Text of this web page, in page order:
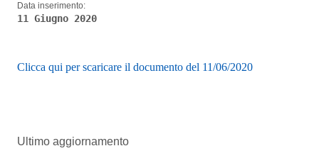
Data inserimento:
11 Giugno 2020
Clicca qui per scaricare il documento del 11/06/2020
Ultimo aggiornamento